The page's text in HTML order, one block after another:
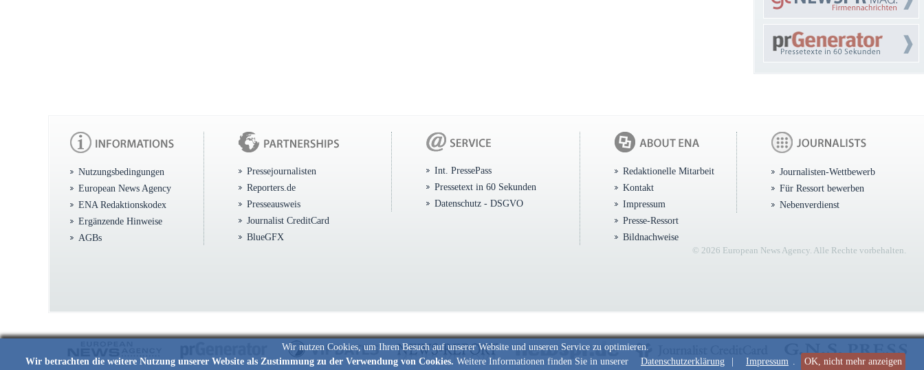
Wir nutzen Cookies, um Ihren Besuch auf unserer Website und unseren Service zu optimieren.
Wir betrachten die weitere Nutzung unserer Website als Zustimmung zu der Verwendung von Cookies. Weitere Informationen finden Sie in unserer Datenschutzerklärung Impressum . OK, nicht mehr anzeigen
Nutzungsbedingungen
European News Agency
ENA Redaktionskodex
Ergänzende Hinweise
AGBs
Pressejournalisten
Reporters.de
Presseausweis
Journalist CreditCard
BlueGFX
Int. PressePass
Pressetext in 60 Sekunden
Datenschutz - DSGVO
Redaktionelle Mitarbeit
Kontakt
Impressum
Presse-Ressort
Bildnachweise
Journalisten-Wettbewerb
Für Ressort bewerben
Nebenverdienst
© 2026 European News Agency. Alle Rechte vorbehalten.